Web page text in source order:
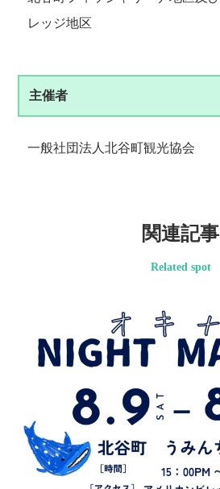
レッジ地区
主催者
一般社団法人北谷町観光協会
関連記事
Related spot